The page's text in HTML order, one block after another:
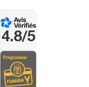
4.8/5